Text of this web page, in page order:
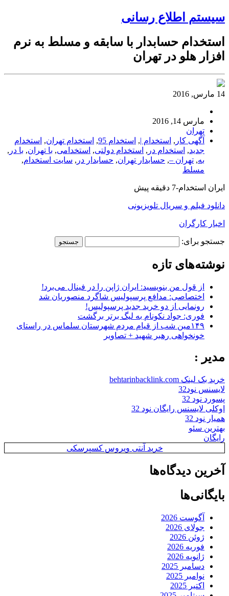
سیستم اطلاع رسانی
استخدام حسابدار با سابقه و مسلط به نرم
افزار هلو در تهران
14 مارس, 2016
مارس 14, 2016
تهران
آگهی کار , استخدام |, استخدام 95 , استخدام تهران, استخدام
جدید, استخدام در , استخدام دولتی, استخدامی, با تهران, با در ,
به, تهران –, حسابدار تهران, حسابدار در , سایت استخدام,
مسلط
ایران استخدام-7 دقیقه پیش
دانلود فیلم و سریال تلویزیونی
اخبار کارگران
جستجو برای:
نوشته‌های تازه
از قول من بنویسید: ایران ژاپن را در فینال می‌برد!
اختصاصی: مدافع پرسپولیس شاگرد منصوریان شد
رونمایی از دو خرید جدید پرسپولیس!
فوری: جواد نکونام به لیگ برتر برگشت
۱۴۹مین شب از قیام مردم شهرستان سلماس در راستای
خونخواهی رهبر شهید + تصاویر
مدیر :
خرید بک لینک behtarinbacklink.com
لایسنس نود32
پسورد نود 32
اوکلی لایسنس رایگان نود 32
همیار نود 32
بهترین سئو
رایگان
خرید آنتی ویروس کسپرسکی
آخرین دیدگاه‌ها
بایگانی‌ها
آگوست 2026
جولای 2026
ژوئن 2026
فوریه 2026
ژانویه 2026
دسامبر 2025
نوامبر 2025
اکتبر 2025